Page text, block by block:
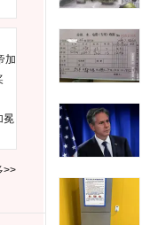
冕
>>